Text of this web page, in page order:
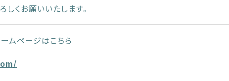
くお願いいたします。
ムページはこちら